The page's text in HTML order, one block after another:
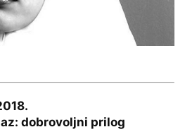
dobrovoljni prilog